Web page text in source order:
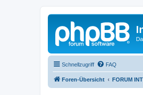
Schnellzugriff FAQ
Foren-Übersicht FORUM